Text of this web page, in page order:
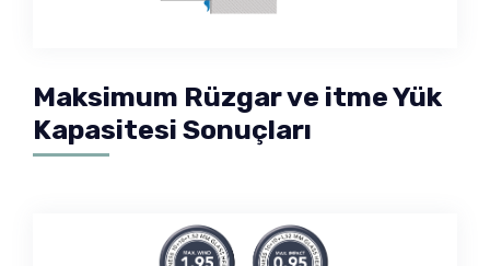
Maksimum Rüzgar ve itme Yük
Kapasitesi Sonuçları